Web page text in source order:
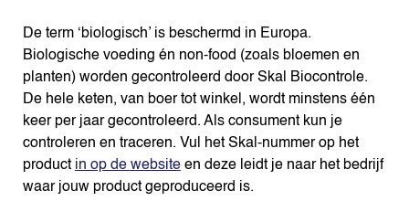
De term ‘biologisch’ is beschermd in Europa.
Biologische voeding én non-food (zoals bloemen en
planten) worden gecontroleerd door Skal Biocontrole.
De hele keten, van boer tot winkel, wordt minstens één
keer per jaar gecontroleerd. Als consument kun je
controleren en traceren. Vul het Skal-nummer op het
product in op de websiteen deze leidt je naar het bedrijf
waar jouw product geproduceerd is.